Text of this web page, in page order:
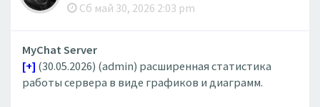
Сб май 30, 2026 2:03 pm
MyChat Server
[+] (30.05.2026) (admin) расширенная статистика
работы сервера в виде графиков и диаграмм.